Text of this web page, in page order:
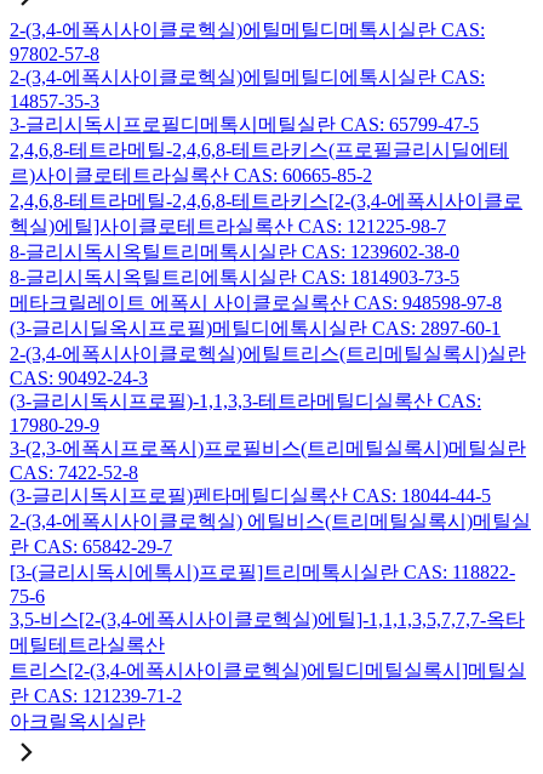
2-(3,4-에폭시사이클로헥실)에틸메틸디메톡시실란 CAS:
97802-57-8
2-(3,4-에폭시사이클로헥실)에틸메틸디에톡시실란 CAS:
14857-35-3
3-글리시독시프로필디메톡시메틸실란 CAS: 65799-47-5
2,4,6,8-테트라메틸-2,4,6,8-테트라키스(프로필글리시딜에테
르)사이클로테트라실록산 CAS: 60665-85-2
2,4,6,8-테트라메틸-2,4,6,8-테트라키스[2-(3,4-에폭시사이클로
헥실)에틸]사이클로테트라실록산 CAS: 121225-98-7
8-글리시독시옥틸트리메톡시실란 CAS: 1239602-38-0
8-글리시독시옥틸트리에톡시실란 CAS: 1814903-73-5
메타크릴레이트 에폭시 사이클로실록산 CAS: 948598-97-8
(3-글리시딜옥시프로필)메틸디에톡시실란 CAS: 2897-60-1
2-(3,4-에폭시사이클로헥실)에틸트리스(트리메틸실록시)실란
CAS: 90492-24-3
(3-글리시독시프로필)-1,1,3,3-테트라메틸디실록산 CAS:
17980-29-9
3-(2,3-에폭시프로폭시)프로필비스(트리메틸실록시)메틸실란
CAS: 7422-52-8
(3-글리시독시프로필)펜타메틸디실록산 CAS: 18044-44-5
2-(3,4-에폭시사이클로헥실) 에틸비스(트리메틸실록시)메틸실
란 CAS: 65842-29-7
[3-(글리시독시에톡시)프로필]트리메톡시실란 CAS: 118822-
75-6
3,5-비스[2-(3,4-에폭시사이클로헥실)에틸]-1,1,1,3,5,7,7,7-옥타
메틸테트라실록산
트리스[2-(3,4-에폭시사이클로헥실)에틸디메틸실록시]메틸실
란 CAS: 121239-71-2
아크릴옥시실란